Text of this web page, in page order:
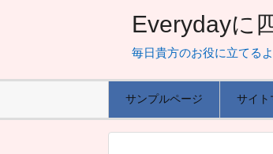
Everydayに
毎日貴方のお役に立てる
サンプルページ サイト